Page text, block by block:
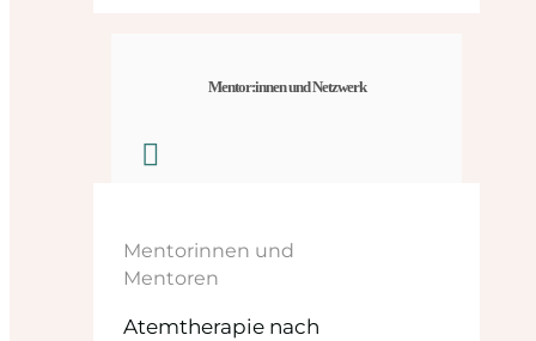
Mentor:innen und Netzwerk
Mentorinnen und
Mentoren
Atemtherapie nach